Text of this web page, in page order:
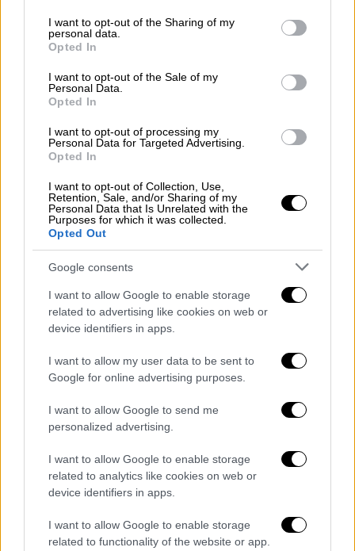
not limited to your visit or usage behaviour. You may click to
grant or deny consent to Google and its third-party tags to
use your data for below specified purposes in below Google
consent section.
I want to opt-out of the Sharing of my
personal data.
Opted In
I want to opt-out of the Sale of my
Personal Data.
Opted In
I want to opt-out of processing my
Personal Data for Targeted Advertising.
Opted In
I want to opt-out of Collection, Use,
Retention, Sale, and/or Sharing of my
Personal Data that Is Unrelated with the
Purposes for which it was collected.
Opted Out
Google consents
I want to allow Google to enable storage
related to advertising like cookies on web or
device identifiers in apps.
I want to allow my user data to be sent to
Google for online advertising purposes.
I want to allow Google to send me
personalized advertising.
I want to allow Google to enable storage
related to analytics like cookies on web or
device identifiers in apps.
I want to allow Google to enable storage
related to functionality of the website or app.
Ο «σωσίας» του Τύριον Λάνιστερ όπως
λίγο καιρό δεν είχε δει ούτε ένα επεισόδιο
της σειράς Game of Thrones αλλά ποτέ δεν
είπε όχι σε μία selfie. Οι δύο άνδρες
μοιάζουν εκπληκτικά και έχουν μέχρι και το
ίδιο ύψος.
Η φήμη που έχει αποκτήσει ο Πακιστανός
Τύριον Λάνιστερ μέσα από τα social media
είναι τέτοια που πλέον του δόθηκε η
ευκαιρία να ξεκινήσει νέα καριέρα και από
φώτα του πλατό… Μία εφαρμογή
παραγγελιών φαγητού στο Πακιστάν έδωσε
στο διαφημιστικό της. Ο Ρότζι Καν
υποδύεται τον Τύριον Λάνιστερ και δείχνει
πως διαθέτει πέρα από ένα μεγάλο χαμόγελο
και κάποιο από το υποκριτικό ταλέντο του
εκφράσει την επιθυμία να γνωρίζει από
κοντά τον διάσημο και αυθεντικό Τύριον
του πραγματοποιηθεί.